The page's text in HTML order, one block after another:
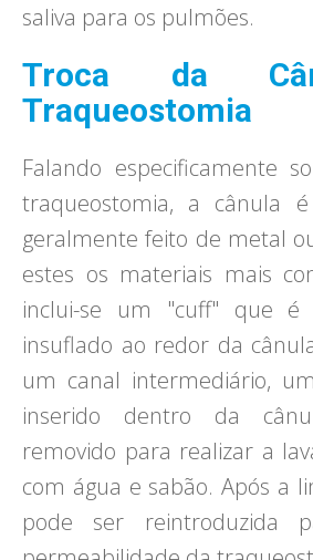
saliva para os pulmões.
Troca da
Traqueostomia
Falando especificamente
traqueostomia, a cânula
geralmente feito de metal
estes os materiais mais
inclui-se um "cuff" que é
insuflado ao redor da
um canal intermediário,
inserido dentro da
removido para realizar a
com água e sabão. Após a
pode ser reintroduzida